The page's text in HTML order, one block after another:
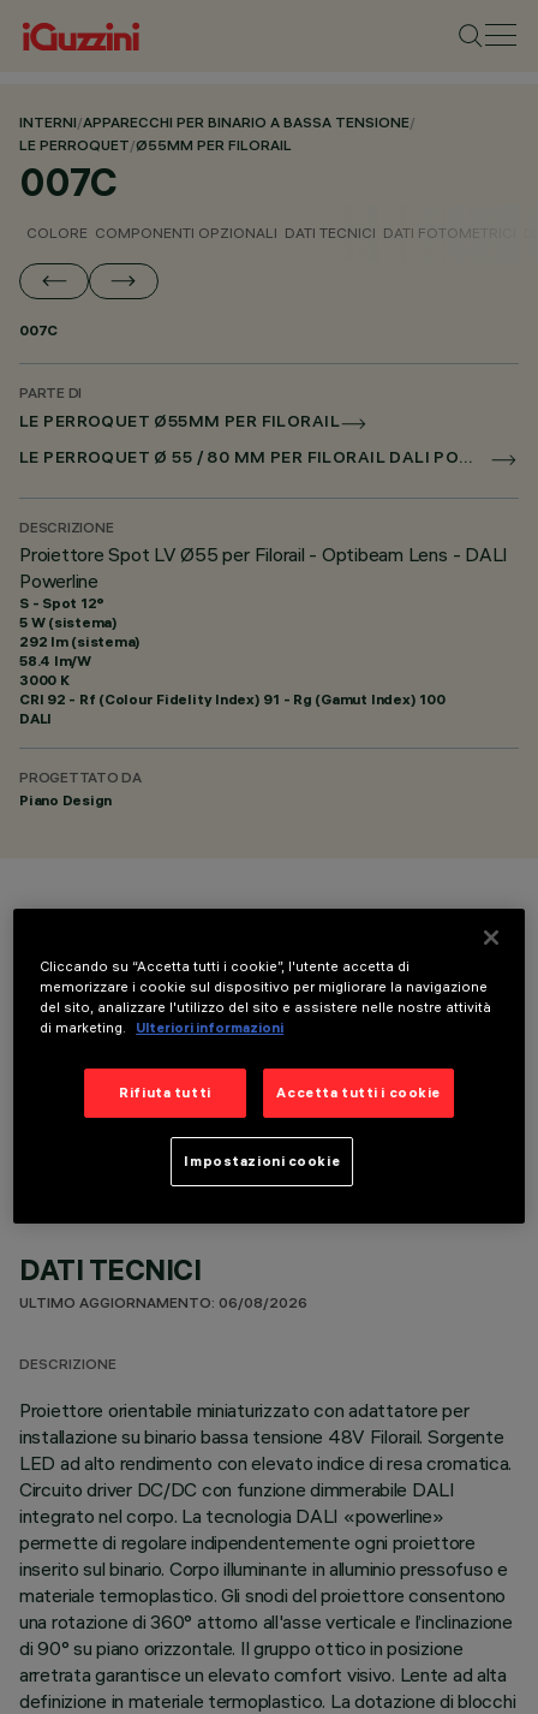
INTERNI/APPARECCHI PER BINARIO A BASSA TENSIONE/
LE PERROQUET/Ø55MM PER FILORAIL
007C
COLORE COMPONENTI OPZIONALI DATI TECNICI DATI FOTOMETRICI
007C
PARTE DI
LE PERROQUET Ø55MM PER FILORAIL
LE PERROQUET Ø 55 / 80 MM PER FILORAIL DALI POWERLINE
DESCRIZIONE
Proiettore Spot LV Ø55 per Filorail - Optibeam Lens - DALI
Powerline
S - Spot 12°
5 W (sistema)
292 lm (sistema)
58.4 lm/W
3000 K
CRI 92 - Rf (Colour Fidelity Index) 91 - Rg (Gamut Index) 100
DALI
PROGETTATO DA
Piano Design
COLORE
COMPONENTI OPZIONALI
DATI TECNICI
ULTIMO AGGIORNAMENTO: 06/08/2026
DESCRIZIONE
Proiettore orientabile miniaturizzato con adattatore per
installazione su binario bassa tensione 48V Filorail. Sorgente
LED ad alto rendimento con elevato indice di resa cromatica.
Circuito driver DC/DC con funzione dimmerabile DALI
integrato nel corpo. La tecnologia DALI «powerline»
permette di regolare indipendentemente ogni proiettore
inserito sul binario. Corpo illuminante in alluminio pressofuso e
materiale termoplastico. Gli snodi del proiettore consentono
una rotazione di 360° attorno all'asse verticale e l’inclinazione
di 90° su piano orizzontale. Il gruppo ottico in posizione
arretrata garantisce un elevato comfort visivo. Lente ad alta
definizione in materiale termoplastico. La dotazione di blocchi
Cliccando su “Accetta tutti i cookie”, l'utente accetta di
memorizzare i cookie sul dispositivo per migliorare la navigazione
del sito, analizzare l'utilizzo del sito e assistere nelle nostre attività
di marketing.
Ulteriori informazioni
Rifiuta tutti Accetta tutti i cookie
Impostazioni cookie